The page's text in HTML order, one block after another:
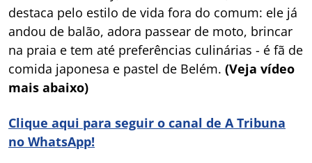
destaca pelo estilo de vida fora do comum: ele já
andou de balão, adora passear de moto, brincar
na praia e tem até preferências culinárias - é fã de
comida japonesa e pastel de Belém. (Veja vídeo
mais abaixo)
Clique aqui para seguir o canal de A Tribuna
no WhatsApp!